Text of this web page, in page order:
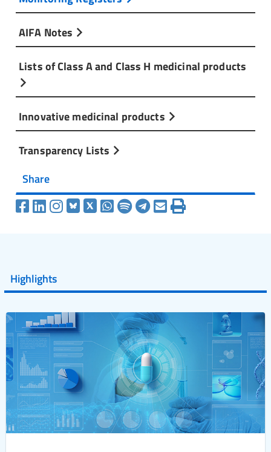
AIFA Notes
Lists of Class A and Class H medicinal products
Innovative medicinal products
Transparency Lists
Share
Highlights